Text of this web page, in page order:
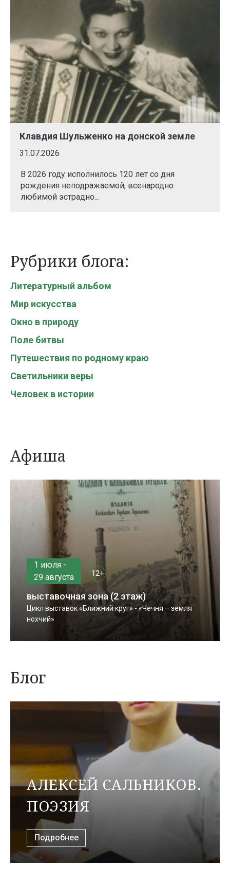
Клавдия Шульженко на донской земле
31.07.2026
В 2026 году исполнилось 120 лет со дня
рождения неподражаемой, всенародно
любимой эстрадно...
Рубрики блога:
Литературный альбом
Мир искусства
Окно в природу
Поле битвы
Путешествия по родному краю
Светильники веры
Человек в истории
Афиша
1 июля -
29 августа
12+
выставочная зона (2 этаж)
Цикл выставок «Ближний круг» - «Чечня – земля
нохчий»
Блог
АЛЕКСЕЙ САЛЬНИКОВ.
ПОЭЗИЯ
Подробнее